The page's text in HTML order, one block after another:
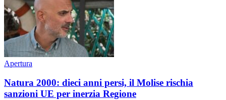
Apertura
Natura 2000: dieci anni persi, il Molise rischia
sanzioni UE per inerzia Regione